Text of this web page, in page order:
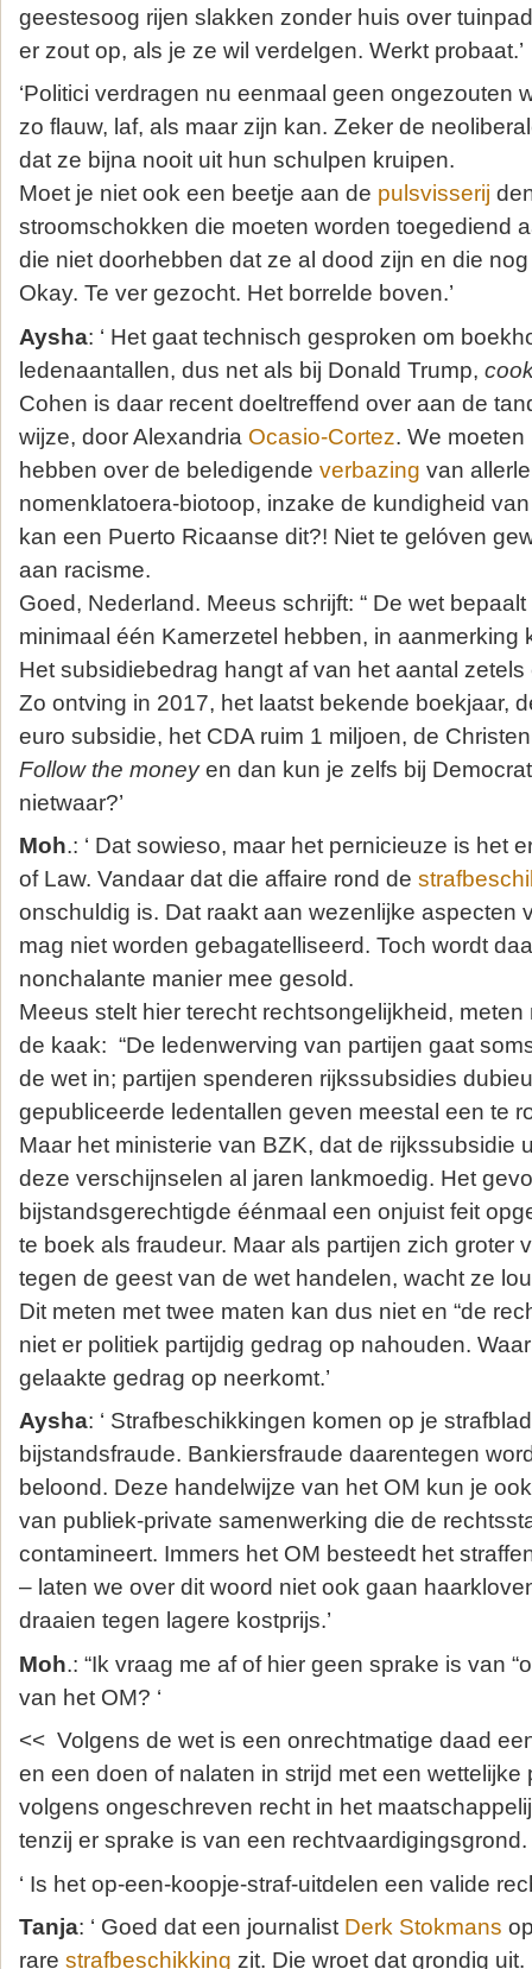
geestesoog rijen slakken zonder huis over
er zout op, als je ze wil verdelgen. Werkt probaat.’
‘Politici verdragen nu eenmaal geen ongezouten
zo flauw, laf, als maar zijn kan. Zeker de
dat ze bijna nooit uit hun schulpen kruipen.
Moet je niet ook een beetje aan de pulsvisserij
stroomschokken die moeten worden toegediend
die niet doorhebben dat ze al dood zijn en die
Okay. Te ver gezocht. Het borrelde boven.’
Aysha: ‘ Het gaat technisch gesproken om
ledenaantallen, dus net als bij Donald Trump,
Cohen is daar recent doeltreffend over aan de
wijze, door Alexandria Ocasio-Cortez. We
hebben over de beledigende verbazing van
nomenklatoera-biotoop, inzake de kundigheid
kan een Puerto Ricaanse dit?! Niet te gelóven
aan racisme.
Goed, Nederland. Meeus schrijft: “ De wet
minimaal één Kamerzetel hebben, in aanmerking
Het subsidiebedrag hangt af van het aantal
Zo ontving in 2017, het laatst bekende boekjaar,
euro subsidie, het CDA ruim 1 miljoen, de
Follow the moneyen dan kun je zelfs bij
nietwaar?’
Moh.: ‘ Dat sowieso, maar het pernicieuze is het
of Law. Vandaar dat die affaire rond de
onschuldig is. Dat raakt aan wezenlijke aspecten
mag niet worden gebagatelliseerd. Toch wordt
nonchalante manier mee gesold.
Meeus stelt hier terecht rechtsongelijkheid,
de kaak: “De ledenwerving van partijen gaat
de wet in; partijen spenderen rijkssubsidies
gepubliceerde ledentallen geven meestal een te
Maar het ministerie van BZK, dat de rijkssubsidie
deze verschijnselen al jaren lankmoedig. Het
bijstandsgerechtigde éénmaal een onjuist feit
te boek als fraudeur. Maar als partijen zich groter
tegen de geest van de wet handelen, wacht ze
Dit meten met twee maten kan dus niet en “de
niet er politiek partijdig gedrag op nahouden.
gelaakte gedrag op neerkomt.’
Aysha: ‘ Strafbeschikkingen komen op je
bijstandsfraude. Bankiersfraude daarentegen
beloond. Deze handelwijze van het OM kun je
van publiek-private samenwerking die de
contamineert. Immers het OM besteedt het
– laten we over dit woord niet ook gaan
draaien tegen lagere kostprijs.’
Moh.: “Ik vraag me af of hier geen sprake is van
van het OM? ‘
<< Volgens de wet is een onrechtmatige daad
en een doen of nalaten in strijd met een wettelijke
volgens ongeschreven recht in het
tenzij er sprake is van een rechtvaardigingsgrond.
‘ Is het op-een-koopje-straf-uitdelen een valide
Tanja: ‘ Goed dat een journalist Derk Stokmans
rare strafbeschikking zit. Die wroet dat grondig